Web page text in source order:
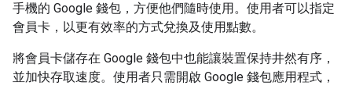
手機的 Google 錢包，方便他們隨時使用。使用者可以指定
會員卡，以更有效率的方式兌換及使用點數。
將會員卡儲存在 Google 錢包中也能讓裝置保持井然有序，
並加快存取速度。使用者只需開啟 Google 錢包應用程式，